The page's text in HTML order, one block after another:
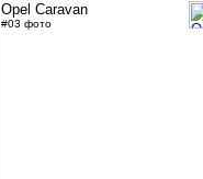
Opel Caravan
#03 фото